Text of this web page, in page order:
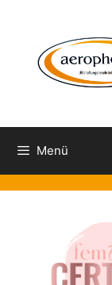
springen
Menü